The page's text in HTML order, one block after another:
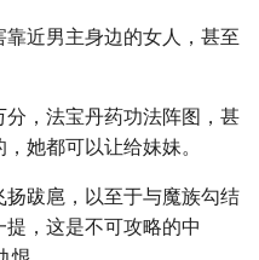
近男主身边的女人，甚至
，法宝丹药功法阵图，甚
她都可以让给妹妹。
跋扈，以至于与魔族勾结
，这是不可攻略的中